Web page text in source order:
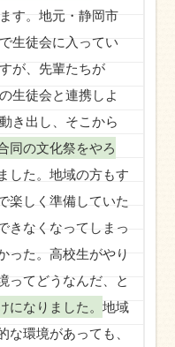
す。地元・静岡市
生徒会に入ってい
が、先輩たちが
の生徒会と連携しよ
き出し、そこから
同の文化祭をやろ
した。地域の方もす
楽しく準備していた
きなくなってしまっ
った。高校生がやり
ってどうなんだ、と
になりました。 地域
な環境があっても、